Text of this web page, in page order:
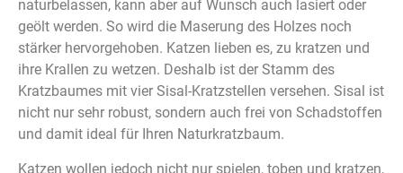
naturbelassen, kann aber auf Wunsch auch lasiert oder
geölt werden. So wird die Maserung des Holzes noch
stärker hervorgehoben. Katzen lieben es, zu kratzen und
ihre Krallen zu wetzen. Deshalb ist der Stamm des
Kratzbaumes mit vier Sisal-Kratzstellen versehen. Sisal ist
nicht nur sehr robust, sondern auch frei von Schadstoffen
und damit ideal für Ihren Naturkratzbaum.
Katzen wollen jedoch nicht nur spielen, toben und kratzen,